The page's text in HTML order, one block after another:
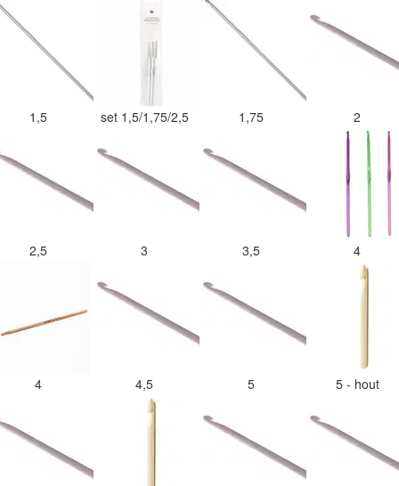
1,5 set 1,5/1,75/2,5 1,75 2
2,5 3 3,5 4
4 4,5 5 5 - hout